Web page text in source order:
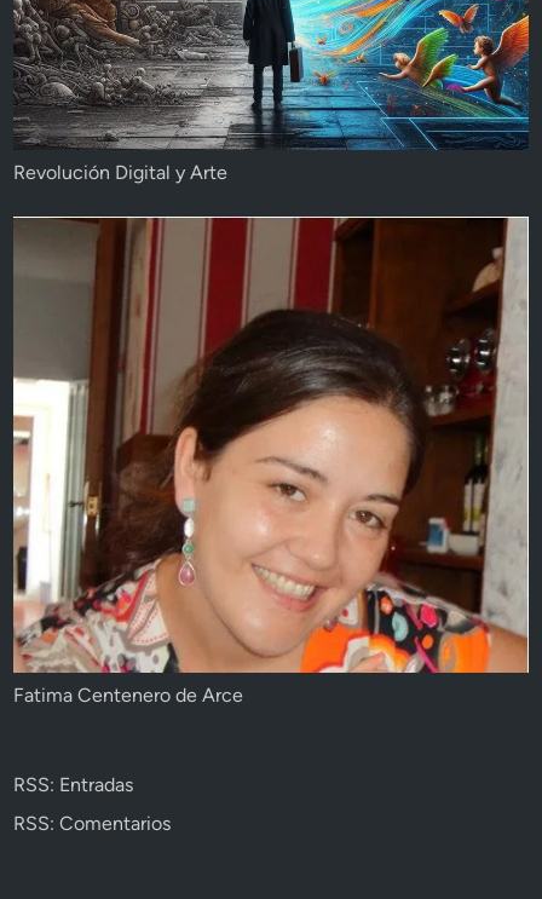
Revolución Digital y Arte
Fatima Centenero de Arce
RSS: Entradas
RSS: Comentarios